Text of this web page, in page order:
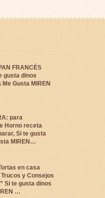
FRANCÉS
gusta dinos
Me Gusta MIREN
para
Horno receta
Si te gusta
MIREN…
en casa
y Consejos
Si te gusta dinos
…